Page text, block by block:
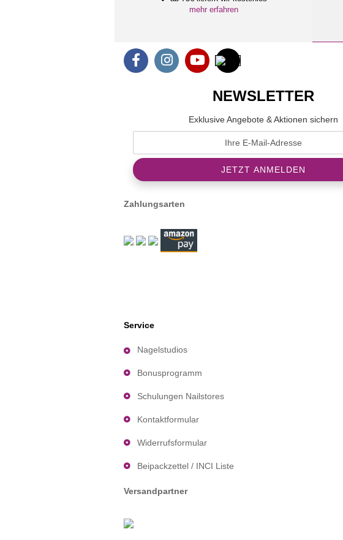
mehr erfahren
NEWSLETTER
Exklusive Angebote & Aktionen sichern
Zahlungsarten
Service
Nagelstudios
Bonusprogramm
Schulungen Nailstores
Kontaktformular
Widerrufsformular
Beipackzettel / INCI Liste
Versandpartner